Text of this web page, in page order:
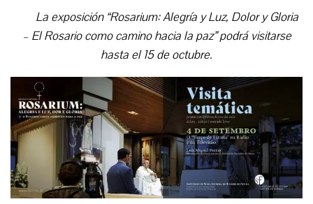
La exposición “Rosarium: Alegría y Luz, Dolor y Gloria
– El Rosario como camino hacia la paz” podrá visitarse
hasta el 15 de octubre.